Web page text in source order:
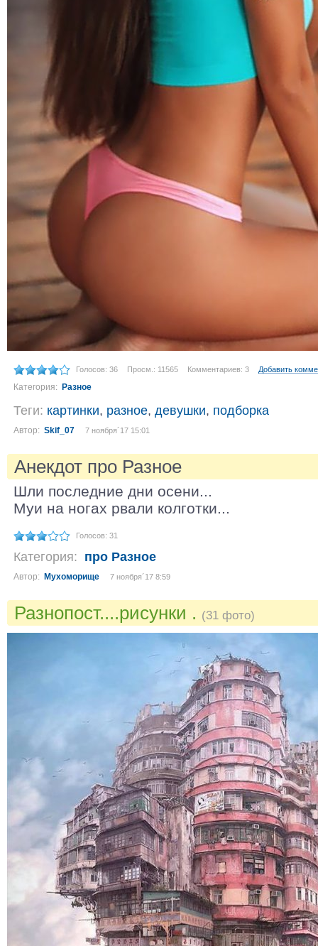
Голосов: 36 Просм.: 11565 Комментариев: 3 Добавить
Категория: Разное
Теги: картинки, разное, девушки, подборка
Автор: Skif_07 7 ноября´17 15:01
Анекдот про Разное
Шли последние дни осени...
Муи на ногах рвали колготки...
Голосов: 31
Категория: про Разное
Автор: Мухоморище 7 ноября´17 8:59
Разнопост....рисунки . (31 фото)